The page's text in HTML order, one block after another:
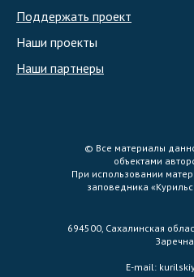
Поддержать проект
Наши проекты
Наши партнеры
© Все материалы
объектами
При использовании
заповедника
694500, Сахалинская
E-mail: